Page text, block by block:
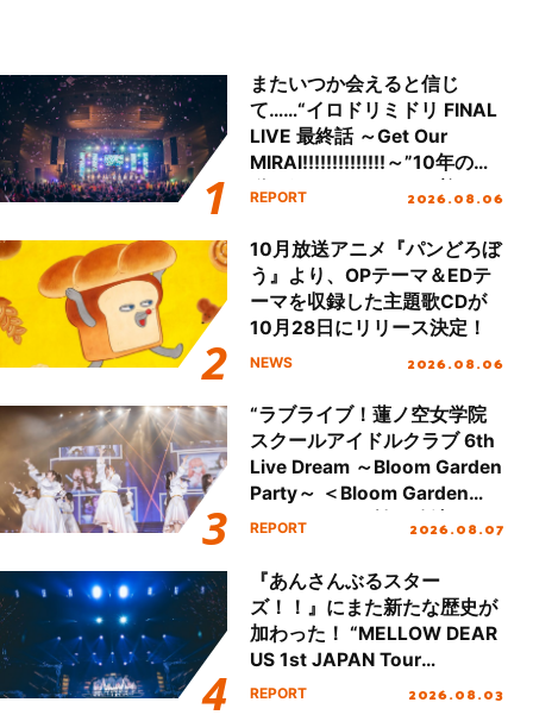
またいつか会えると信じ
て……“イロドリミドリ FINAL
LIVE 最終話 ～Get Our
MIRAI!!!!!!!!!!!!!!～”10年の活
動を経てファイナルを迎える
REPORT 2026.08.06
10月放送アニメ『パンどろぼ
う』より、OPテーマ＆EDテ
ーマを収録した主題歌CDが
10月28日にリリース決定！
NEWS 2026.08.06
“ラブライブ！蓮ノ空女学院
スクールアイドルクラブ 6th
Live Dream ～Bloom Garden
Party～ ＜Bloom Garden
Party Stage／埼玉公演＞”
REPORT 2026.08.07
『あんさんぶるスター
ズ！！』にまた新たな歴史が
加わった！ “MELLOW DEAR
US 1st JAPAN Tour
Final「NICE to meet YOU
REPORT 2026.08.03